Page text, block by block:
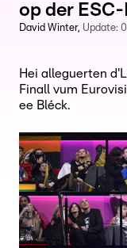
op der
David Winter Update:
Hei alleguerten
Finall vum
ee Bléck.